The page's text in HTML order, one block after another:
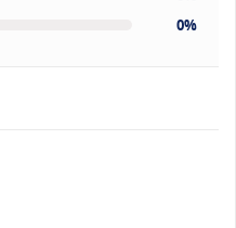
0%